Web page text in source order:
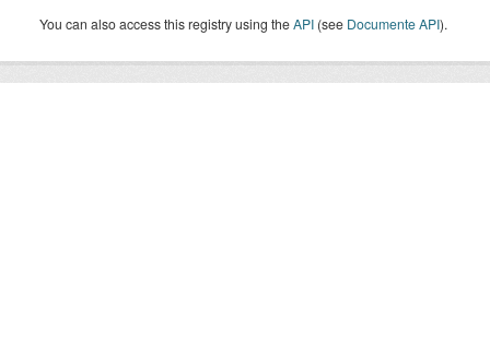
You can also access this registry using theAPI (see Documente API).